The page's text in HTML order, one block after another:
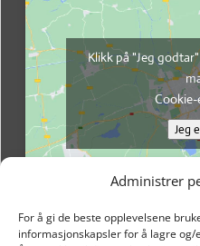
Administrer
For å gi de beste opplevelsene
informasjonskapsler for å lagre
Klikk på "Jeg
Jeg